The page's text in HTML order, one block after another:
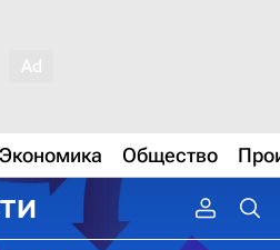
Экономика Общество